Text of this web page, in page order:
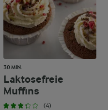
30 MIN.
Laktosefreie
Muffins
(4)